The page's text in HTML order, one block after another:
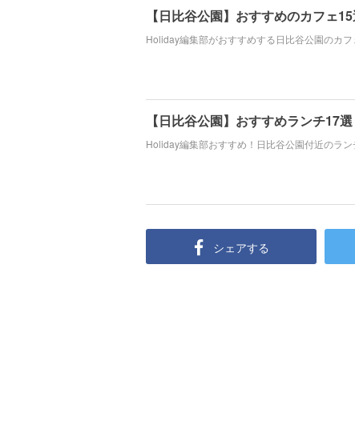
【日比谷公園】おすすめのカフェ
Holiday編集部がおすすめする日比谷公園のカフ
【日比谷公園】おすすめランチ17選
Holiday編集部おすすめ！日比谷公園付近のラン
シェアする